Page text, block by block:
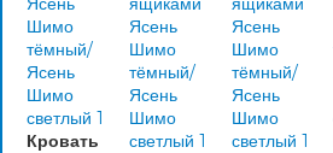
Кровать